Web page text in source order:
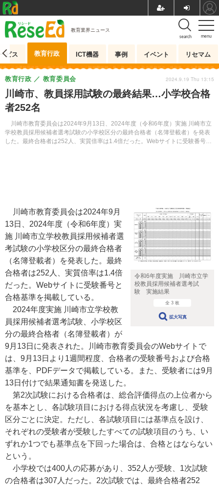
menu
search
教育業界ニュース
ビス 教育行政 ICT機器 事例 イベント リセマム
川崎市、教員採用試験の最終結果…小学校合格
者252名
川崎市教育委員会は2024年9月13日、2024年度（令和6年度）実施 川崎市立
学校教員採用候補者選考試験の小学校区分の最終合格者（名簿登載者）を発表
した。最終合格者は252人、実質倍率は1.4倍だった。Webサイトに受験番号と
教育行政 教育委員会 2024.9.19 Thu 13:15
令和6年度実施 川崎市立学
校教員採用候補者選考試
験 実施結果
全 3 枚
拡大写真
川崎市教育委員会は2024年9月
13日、2024年度（令和6年度）実
施 川崎市立学校教員採用候補者選
考試験の小学校区分の最終合格者
（名簿登載者）を発表した。最終
合格者は252人、実質倍率は1.4倍
だった。Webサイトに受験番号と
合格基準を掲載している。
2024年度実施 川崎市立学校教
員採用候補者選考試験、小学校区
分の最終合格者（名簿登載者）が
9月13日に発表された。川崎市教育委員会のWebサイトで
は、9月13日より1週間程度、合格者の受験番号および合格
基準を、PDFデータで掲載している。また、受験者には9月
13日付けで結果通知書を発送した。
第2次試験における合格者は、総合評価得点の上位者から
を基本とし、各試験項目における得点状況を考慮し、受験
区分ごとに決定。ただし、各試験項目には基準点を設け、
それぞれの受験者が受験したすべての試験項目のうち、い
ずれか1つでも基準点を下回った場合は、合格とはならない
という。
小学校では400人の応募があり、352人が受験、1次試験
の合格者は307人だった。2次試験では、最終合格者252